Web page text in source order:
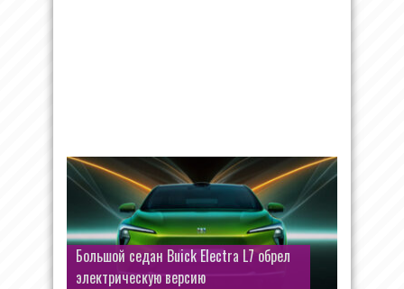
Большой седан Buick Electra L7 обрел
электрическую версию